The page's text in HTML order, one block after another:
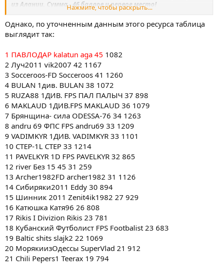
из Алании. Сумма - 46 баллов и первое место!
Поздравляю и+10!:srock:
25 тур
1 Socceroos-FD Socceroos 46
3 BULAN 1див. BULAN 43 895
4 PAVELKYR 1D FPS PAVELKYR 42 721
5 MAKLAUD 1ДИВ.FPS MAKLAUD 41 916
6 VADIMKYR 1ДИВ. VADIMKYR 38 943
7 Луч2011 vik2007 38 989
8 RUZA88 1ДИВ. FPS ПАЛ ПАЛЫЧ 38 744
9 river Без 15 45 36 149
10 Брянщина- сила ODESSA-76 30 1076
11 CTEP-1L CTEP 29 1032
12 andru 69 ФПС FPS andru69 29 1028
13 Шинник 2011 Zenit4ik1982 27 812
14 Катюшка Катя96 26 686
15 Сибиряки2011 Eddy 26 754
16 Rikis I Divizion Rikis 23 662
17 Archer1982FD archer1982 23 928
18 Кубанский Футболист FPS Footbalist 23 583
19 Baltic shits slajk2 22 943
20 МорякиизОдессы SuperVlad 21 760
21 Chili Pepers1 Teerax 19 650
Нажмите, чтобы раскрыть...
Однако, по уточненным данным этого ресурса таблица
выглядит так:
1 ПАВЛОДАР kalatun aga 45 1082
2 Луч2011 vik2007 42 1167
3 Socceroos-FD Socceroos 41 1260
4 BULAN 1див. BULAN 38 1072
5 RUZA88 1ДИВ. FPS ПАЛ ПАЛЫЧ 37 898
6 MAKLAUD 1ДИВ.FPS MAKLAUD 36 1079
7 Брянщина- сила ODESSA-76 34 1263
8 andru 69 ФПС FPS andru69 33 1209
9 VADIMKYR 1ДИВ. VADIMKYR 33 1101
10 CTEP-1L CTEP 33 1214
11 PAVELKYR 1D FPS PAVELKYR 32 865
12 river Без 15 45 31 259
13 Archer1982FD archer1982 31 1126
14 Сибиряки2011 Eddy 30 894
15 Шинник 2011 Zenit4ik1982 27 929
16 Катюшка Катя96 26 808
17 Rikis I Divizion Rikis 23 781
18 Кубанский Футболист FPS Footbalist 23 683
19 Baltic shits slajk2 22 1069
20 МорякиизОдессы SuperVlad 21 912
21 Chili Pepers1 Teerax 19 794